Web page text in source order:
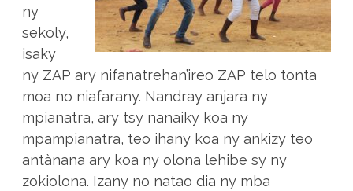
ny
sekoly,
isaky
ny ZAP ary nifanatrehan’ireo ZAP telo tonta
moa no niafarany. Nandray anjara ny
mpianatra, ary tsy nanaiky koa ny
mpampianatra, teo ihany koa ny ankizy teo
antànana ary koa ny olona lehibe sy ny
zokiolona. Izany no natao dia ny mba